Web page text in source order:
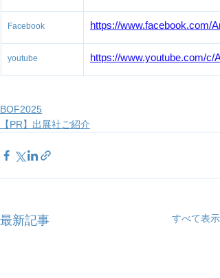
Facebook https://www.facebook.com/
youtube https://www.youtube.com/c/
BOF2025
【PR】出展社ご紹介
最新記事 すべて表示